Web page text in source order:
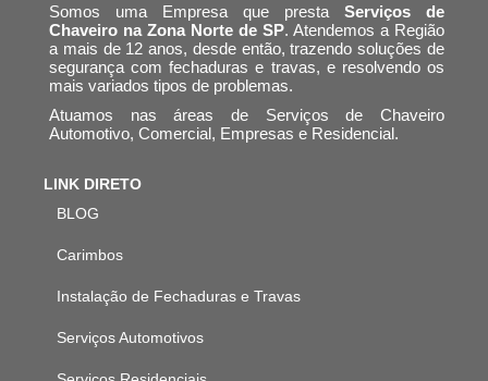
Somos uma Empresa que presta Serviços de
Chaveiro na Zona Norte de SP. Atendemos a Região
a mais de 12 anos, desde então, trazendo soluções de
segurança com fechaduras e travas, e resolvendo os
mais variados tipos de problemas.
Atuamos nas áreas de Serviços de Chaveiro
Automotivo, Comercial, Empresas e Residencial.
LINK DIRETO
BLOG
Carimbos
Instalação de Fechaduras e Travas
Serviços Automotivos